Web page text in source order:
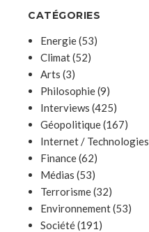
CATÉGORIES
Energie(53)
Climat(52)
Arts (3)
Philosophie(9)
Interviews (425)
Géopolitique(167)
Internet / Technologies
Finance(62)
Médias (53)
Terrorisme(32)
Environnement(53)
Société(191)